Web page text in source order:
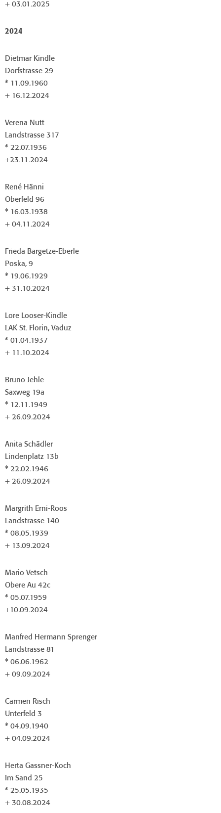
+ 03.01.2025
2024
Dietmar Kindle
Dorfstrasse 29
* 11.09.1960
+ 16.12.2024
Verena Nutt
Landstrasse 317
* 22.07.1936
+23.11.2024
René Hänni
Oberfeld 96
* 16.03.1938
+ 04.11.2024
Frieda Bargetze-Eberle
Poska, 9
* 19.06.1929
+ 31.10.2024
Lore Looser-Kindle
LAK St. Florin, Vaduz
* 01.04.1937
+ 11.10.2024
Bruno Jehle
Saxweg 19a
* 12.11.1949
+ 26.09.2024
Anita Schädler
Lindenplatz 13b
* 22.02.1946
+ 26.09.2024
Margrith Erni-Roos
Landstrasse 140
* 08.05.1939
+ 13.09.2024
Mario Vetsch
Obere Au 42c
* 05.07.1959
+10.09.2024
Manfred Hermann Sprenger
Landstrasse 81
* 06.06.1962
+ 09.09.2024
Carmen Risch
Unterfeld 3
* 04.09.1940
+ 04.09.2024
Herta Gassner-Koch
Im Sand 25
* 25.05.1935
+ 30.08.2024